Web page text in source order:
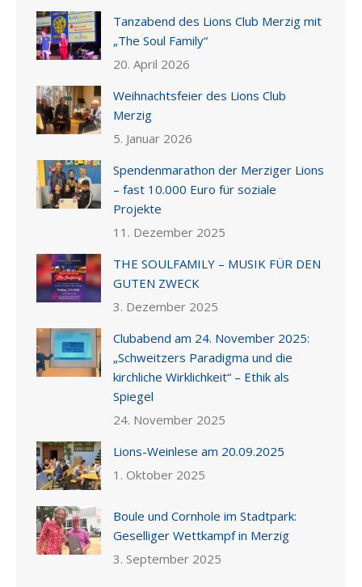
Tanzabend des Lions Club Merzig mit
„The Soul Family“
20. April 2026
Weihnachtsfeier des Lions Club
Merzig
5. Januar 2026
Spendenmarathon der Merziger Lions
– fast 10.000 Euro für soziale
Projekte
11. Dezember 2025
THE SOULFAMILY – MUSIK FÜR DEN
GUTEN ZWECK
3. Dezember 2025
Clubabend am 24. November 2025:
„Schweitzers Paradigma und die
kirchliche Wirklichkeit“ – Ethik als
Spiegel
24. November 2025
Lions-Weinlese am 20.09.2025
1. Oktober 2025
Boule und Cornhole im Stadtpark:
Geselliger Wettkampf in Merzig
3. September 2025